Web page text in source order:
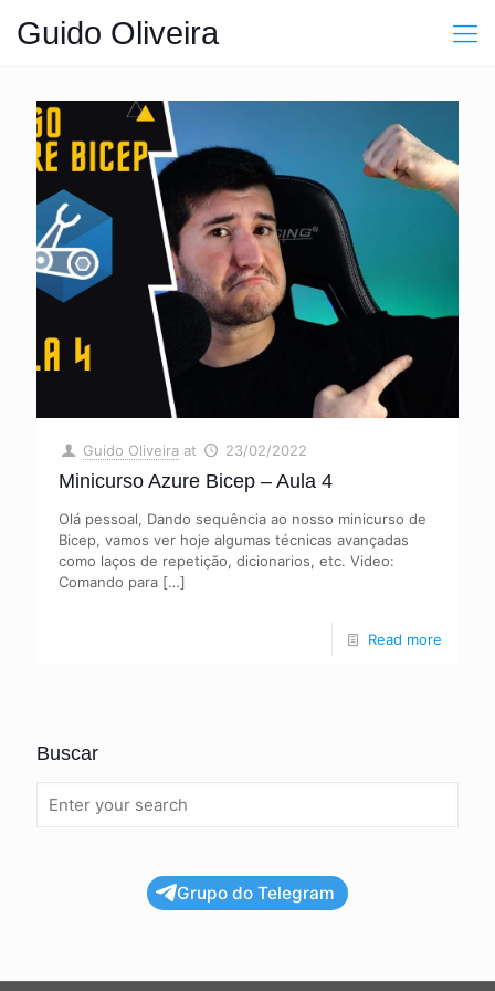
Guido Oliveira
Guido Oliveira at 23/02/2022
Minicurso Azure Bicep – Aula 4
Olá pessoal, Dando sequência ao nosso minicurso de
Bicep, vamos ver hoje algumas técnicas avançadas
como laços de repetição, dicionarios, etc. Video:
Comando para […]
Read more
Buscar
Grupo do Telegram